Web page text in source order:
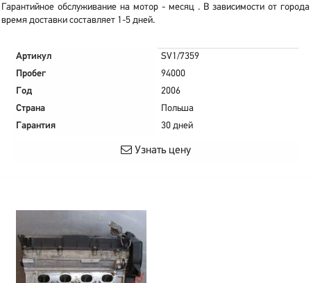
Гарантийное обслуживание на мотор - месяц . В зависимости от города
время доставки составляет 1-5 дней.
Артикул
SV1/7359
Пробег
94000
Год
2006
Страна
Польша
Гарантия
30 дней
Узнать цену